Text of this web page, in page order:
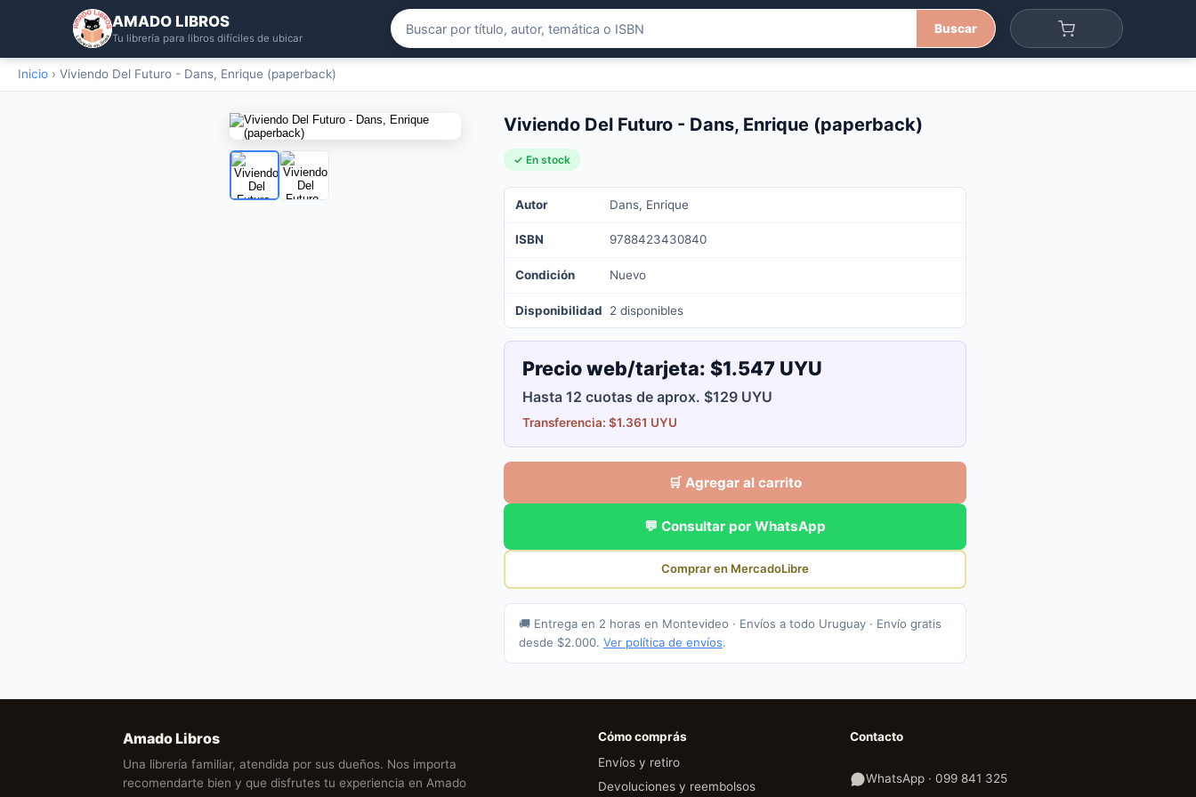
AMADO LIBROS
Tu librería para libros difíciles de ubicar
Buscar
Inicio › Viviendo Del Futuro - Dans, Enrique (paperback)
Viviendo Del Futuro - Dans, Enrique (paperback)
✓ En stock
Autor Dans, Enrique
ISBN 9788423430840
Condición Nuevo
Disponibilidad 2 disponibles
Precio web/tarjeta: $1.547 UYU
Hasta 12 cuotas de aprox. $129 UYU
Transferencia: $1.361 UYU
🛒 Agregar al carrito
💬 Consultar por WhatsApp
Comprar en MercadoLibre
🚚 Entrega en 2 horas en Montevideo · Envíos a todo Uruguay · Envío gratis
desde $2.000. Ver política de envíos.
Amado Libros
Una librería familiar, atendida por sus dueños. Nos importa
recomendarte bien y que disfrutes tu experiencia en Amado
Cómo comprás
Envíos y retiro
Devoluciones y reembolsos
Contacto
WhatsApp · 099 841 325